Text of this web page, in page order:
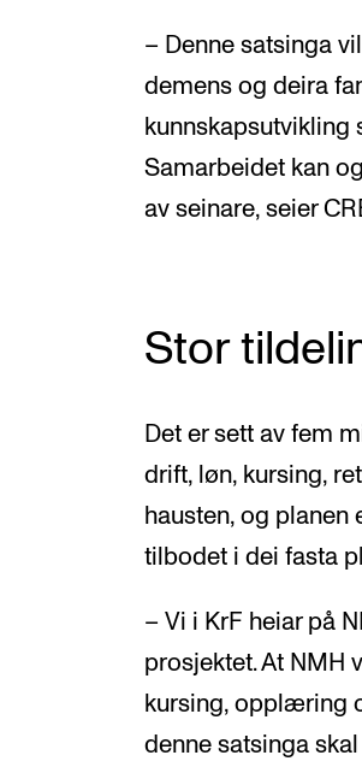
– Denne satsinga
demens og deira
kunnskapsutvikling
Samarbeidet kan
av seinare, seier
Stor
Det er sett av fem
drift, løn, kursing,
hausten, og
tilbodet i dei fasta
– Vi i KrF heiar på
prosjektet. At NMH
kursing, opplæring
denne satsinga